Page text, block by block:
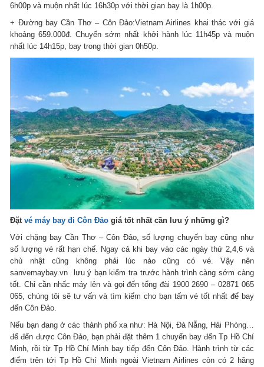
6h00p và muộn nhất lúc 16h30p với thời gian bay là 1h00p.
+ Đường bay Cần Thơ – Côn Đảo:Vietnam Airlines khai thác với giá
khoảng 659.000đ. Chuyến sớm nhất khởi hành lúc 11h45p và muộn
nhất lúc 14h15p, bay trong thời gian 0h50p.
Đặtvé máy bay đi Côn Đảo giá tốt nhất cần lưu ý những gì?
Với chặng bay Cần Thơ – Côn Đảo, số lượng chuyến bay cũng như
số lượng vé rất hạn chế. Ngay cả khi bay vào các ngày thứ 2,4,6 và
chủ nhật cũng không phải lúc nào cũng có vé. Vậy nên
sanvemaybay.vn lưu ý bạn kiểm tra trước hành trình càng sớm càng
tốt. Chỉ cần nhấc máy lên và gọi đến tổng đài 1900 2690 – 02871 065
065, chúng tôi sẽ tư vấn và tìm kiếm cho bạn tấm vé tốt nhất để bay
đến Côn Đảo.
Nếu bạn đang ở các thành phố xa như: Hà Nội, Đà Nẵng, Hải Phòng…
để đến được Côn Đảo, bạn phải đặt thêm 1 chuyến bay đến Tp Hồ Chí
Minh, rồi từ Tp Hồ Chí Minh bay tiếp đến Côn Đảo. Hành trình từ các
điểm trên tới Tp Hồ Chí Minh ngoài Vietnam Airlines còn có 2 hãng